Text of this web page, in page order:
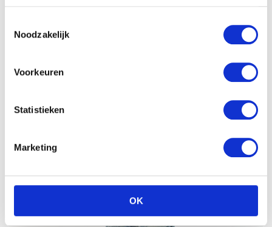
Noodzakelijk
Voorkeuren
Statistieken
Marketing
OK